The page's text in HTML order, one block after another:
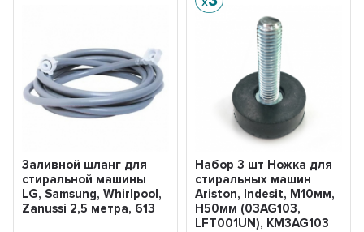
Заливной шланг для
стиральной машины
LG, Samsung, Whirlpool,
Zanussi 2,5 метра, 613
Набор 3 шт Ножка для
стиральных машин
Ariston, Indesit, M10мм,
H50мм (03AG103,
LFT001UN), KM3AG103